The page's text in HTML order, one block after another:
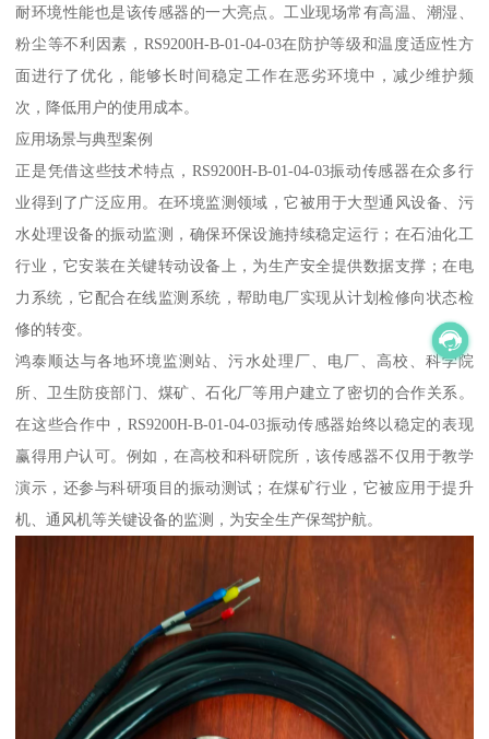
耐环境性能也是该传感器的一大亮点。工业现场常有高温、潮湿、
粉尘等不利因素，RS9200H-B-01-04-03在防护等级和温度适应性方
面进行了优化，能够长时间稳定工作在恶劣环境中，减少维护频
次，降低用户的使用成本。
应用场景与典型案例
正是凭借这些技术特点，RS9200H-B-01-04-03振动传感器在众多行
业得到了广泛应用。在环境监测领域，它被用于大型通风设备、污
水处理设备的振动监测，确保环保设施持续稳定运行；在石油化工
行业，它安装在关键转动设备上，为生产安全提供数据支撑；在电
力系统，它配合在线监测系统，帮助电厂实现从计划检修向状态检
修的转变。
鸿泰顺达与各地环境监测站、污水处理厂、电厂、高校、科学院
所、卫生防疫部门、煤矿、石化厂等用户建立了密切的合作关系。
在这些合作中，RS9200H-B-01-04-03振动传感器始终以稳定的表现
赢得用户认可。例如，在高校和科研院所，该传感器不仅用于教学
演示，还参与科研项目的振动测试；在煤矿行业，它被应用于提升
机、通风机等关键设备的监测，为安全生产保驾护航。